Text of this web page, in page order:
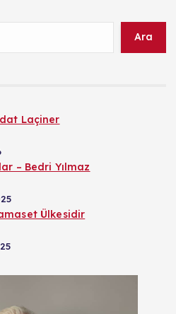
Ara
Laçiner
– Bedri Yılmaz
Ülkesidir